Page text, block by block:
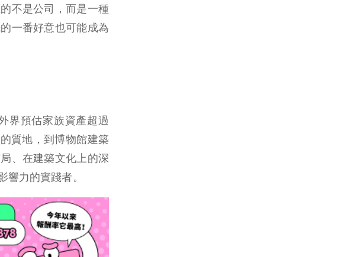
不是公司，而是一種
一番好意也可能成為
界預估家族資產超過
質地，到博物館建築
、在建築文化上的深
力的實踐者。